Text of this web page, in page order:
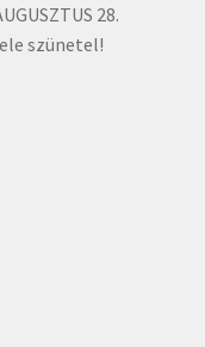
28.
szünetel!